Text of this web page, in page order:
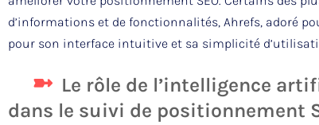
d’informations et de fonctionnalités, Ahrefs, adoré
pour son interface intuitive et sa simplicité
Le rôle de l’intelligence
dans le suivi de positionnement